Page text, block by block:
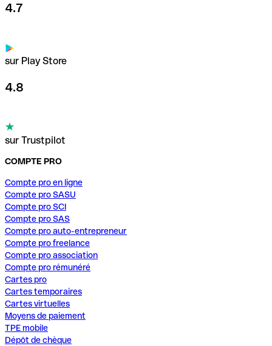
4.7
sur Play Store
4.8
sur Trustpilot
COMPTE PRO
Compte pro en ligne
Compte pro SASU
Compte pro SCI
Compte pro SAS
Compte pro auto-entrepreneur
Compte pro freelance
Compte pro association
Compte pro rémunéré
Cartes pro
Cartes temporaires
Cartes virtuelles
Moyens de paiement
TPE mobile
Dépôt de chèque